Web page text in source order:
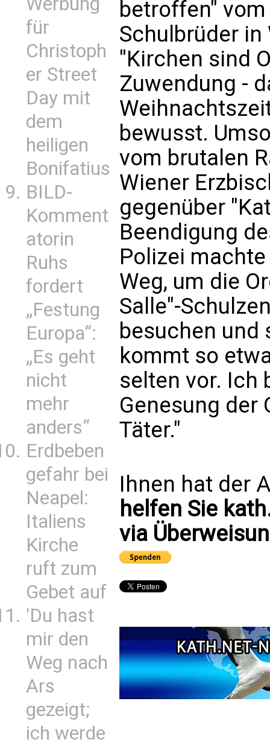
für
Christoph
er Street
Day mit
dem
heiligen
Bonifatius
BILD-
Komment
atorin
Ruhs
fordert
„Festung
Europa“:
„Es geht
nicht
mehr
anders“
Erdbeben
gefahr bei
Neapel:
Italiens
Kirche
ruft zum
Gebet auf
'Du hast
mir den
Weg nach
Ars
gezeigt;
ich werde
betroffen"
Schulbrüder
"Kirchen sind
Zuwendung -
bewusst.
vom brutalen
Wiener
gegenüber
Beendigung
Polizei
Weg, um die
Salle"-
besuchen und
kommt so
selten vor. Ich
Genesung der
Täter."
Ihnen hat der
helfen Sie
via